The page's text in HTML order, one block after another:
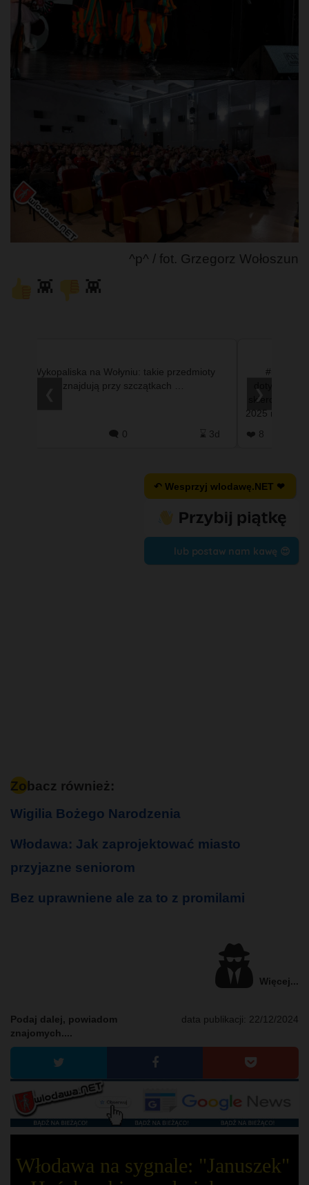
^p^ / fot. Grzegorz Wołoszun
👾 👾
Wykopaliska na Wołyniu: takie przedmioty
🗨️ 0 ⌛ 3d
#info - W
2025 r.”
❤️ 8
❯
↶ Wesprzyj wlodawę.NET ❤
lub postaw nam kawę 😍
Zobacz również:
Wigilia Bożego Narodzenia
Włodawa: Jak zaprojektować miasto
przyjazne seniorom
Bez uprawniene ale za to z promilami
Więcej...
data publikacji: 22/12/2024
Podaj dalej, powiadom
znajomych....
Włodawa na sygnale: "Januszek"